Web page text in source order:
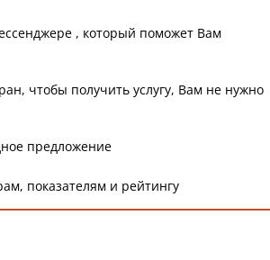
, который поможет Вам
чтобы получить услугу, Вам не нужно
предложение
показателям и рейтингу